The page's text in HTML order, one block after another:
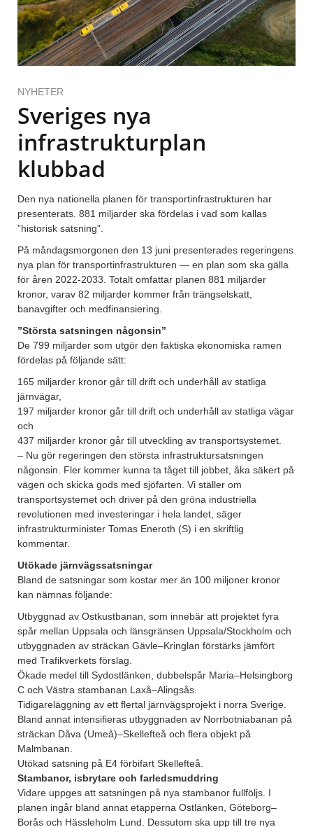
NYHETER
Sveriges nya
infrastrukturplan
klubbad
Den nya nationella planen för transportinfrastrukturen har
presenterats. 881 miljarder ska fördelas i vad som kallas
”historisk satsning”.
På måndagsmorgonen den 13 juni presenterades regeringens
nya plan för transportinfrastrukturen — en plan som ska gälla
för åren 2022-2033. Totalt omfattar planen 881 miljarder
kronor, varav 82 miljarder kommer från trängselskatt,
banavgifter och medfinansiering.
”Största satsningen någonsin”
De 799 miljarder som utgör den faktiska ekonomiska ramen
fördelas på följande sätt:
165 miljarder kronor går till drift och underhåll av statliga
järnvägar,
197 miljarder kronor går till drift och underhåll av statliga vägar
och
437 miljarder kronor går till utveckling av transportsystemet.
– Nu gör regeringen den största infrastruktursatsningen
någonsin. Fler kommer kunna ta tåget till jobbet, åka säkert på
vägen och skicka gods med sjöfarten. Vi ställer om
transportsystemet och driver på den gröna industriella
revolutionen med investeringar i hela landet, säger
infrastrukturminister Tomas Eneroth (S) i en skriftlig
kommentar.
Utökade järnvägssatsningar
Bland de satsningar som kostar mer än 100 miljoner kronor
kan nämnas följande:
Utbyggnad av Ostkustbanan, som innebär att projektet fyra
spår mellan Uppsala och länsgränsen Uppsala/Stockholm och
utbyggnaden av sträckan Gävle–Kringlan förstärks jämfört
med Trafikverkets förslag.
Ökade medel till Sydostlänken, dubbelspår Maria–Helsingborg
C och Västra stambanan Laxå–Alingsås.
Tidigareläggning av ett flertal järnvägsprojekt i norra Sverige.
Bland annat intensifieras utbyggnaden av Norrbotniabanan på
sträckan Dåva (Umeå)–Skellefteå och flera objekt på
Malmbanan.
Utökad satsning på E4 förbifart Skellefteå.
Stambanor, isbrytare och farledsmuddring
Vidare uppges att satsningen på nya stambanor fullföljs. I
planen ingår bland annat etapperna Ostlänken, Göteborg–
Borås och Hässleholm Lund. Dessutom ska upp till tre nya